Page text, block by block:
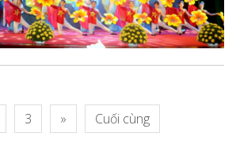
3 » Cuối cùng